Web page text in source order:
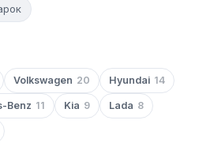
Volkswagen 20 Hyundai 14
Benz 11 Kia 9 Lada 8